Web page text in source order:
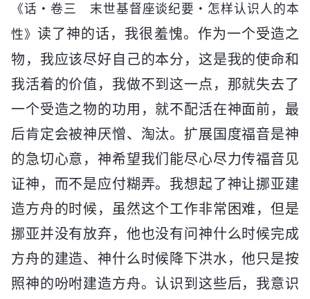
《话・卷三 末世基督座谈纪要・怎样认识人的本
性》读了神的话，我很羞愧。作为一个受造之
物，我应该尽好自己的本分，这是我的使命和
我活着的价值，我做不到这一点，那就失去了
一个受造之物的功用，就不配活在神面前，最
后肯定会被神厌憎、淘汰。扩展国度福音是神
的急切心意，神希望我们能尽心尽力传福音见
证神，而不是应付糊弄。我想起了神让挪亚建
造方舟的时候，虽然这个工作非常困难，但是
挪亚并没有放弃，他也没有问神什么时候完成
方舟的建造、神什么时候降下洪水，他只是按
照神的吩咐建造方舟。认识到这些后，我意识